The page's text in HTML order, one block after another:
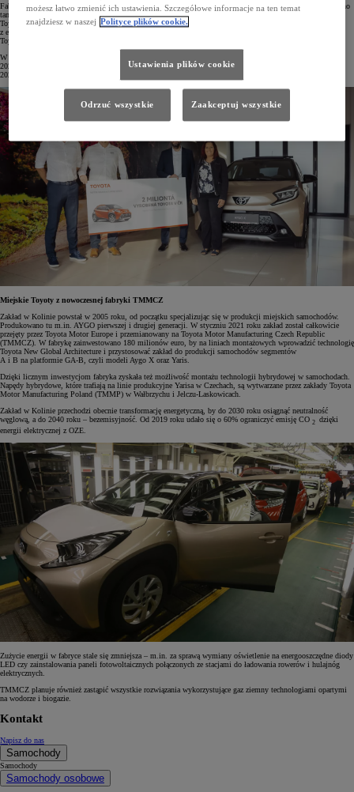
Fabryka Toyoty w Kolinie swoją działalność rozpoczęła niespełna 20 lat temu. Od tego czasu wyprodukowano
tam już 2 miliony aut marki. Jubileuszowym egzemplarzem, który opuścił linie montażowe zakładu, była
Toyota Aygo X w wersji Executive z dwukolorowym nadwoziem Ginger Beige/Eclipse Black oraz
z elektrycznie otwieranym miejskim dachem. Samochód nowej właścicielce przekazali Pavel Vávra, dyrektor
Toyota Tsusho, oraz Pavel Zákora, szef sprzedaży Toyota CR.
W Kolinie powstają obecnie dwa bestsellerowe miejskie modele – Aygo X oraz Yaris. Od stycznia do lipca
2024 roku fabryka wyprodukowała 141 150 samochodów. To aż o 21,4% więcej niż w analogicznym okresie
2023 roku.
Miejskie Toyoty z nowoczesnej fabryki TMMCZ
Zakład w Kolinie powstał w 2005 roku, od początku specjalizując się w produkcji miejskich samochodów.
Produkowano tu m.in. AYGO pierwszej i drugiej generacji. W styczniu 2021 roku zakład został całkowicie
przejęty przez Toyota Motor Europe i przemianowany na Toyota Motor Manufacturing Czech Republic
(TMMCZ). W fabrykę zainwestowano 180 milionów euro, by na liniach montażowych wprowadzić technologię
Toyota New Global Architecture i przystosować zakład do produkcji samochodów segmentów
A i B na platformie GA-B, czyli modeli Aygo X oraz Yaris.
Dzięki licznym inwestycjom fabryka zyskała też możliwość montażu technologii hybrydowej w samochodach.
Napędy hybrydowe, które trafiają na linie produkcyjne Yarisa w Czechach, są wytwarzane przez zakłady Toyota
Motor Manufacturing Poland (TMMP) w Wałbrzychu i Jelczu-Laskowicach.
Zakład w Kolinie przechodzi obecnie transformację energetyczną, by do 2030 roku osiągnąć neutralność
węglową, a do 2040 roku – bezemisyjność. Od 2019 roku udało się o 60% ograniczyć emisję CO 2 dzięki
energii elektrycznej z OZE.
Zużycie energii w fabryce stale się zmniejsza – m.in. za sprawą wymiany oświetlenie na energooszczędne diody
LED czy zainstalowania paneli fotowoltaicznych połączonych ze stacjami do ładowania rowerów i hulajnóg
elektrycznych.
TMMCZ planuje również zastąpić wszystkie rozwiązania wykorzystujące gaz ziemny technologiami opartymi
na wodorze i biogazie.
Kontakt
Napisz do nas
Samochody
Samochody
Samochody osobowe
możesz łatwo zmienić ich ustawienia. Szczegółowe informacje na ten temat
znajdziesz w naszej Polityce plików cookie.
Ustawienia plików cookie
Odrzuć wszystkie Zaakceptuj wszystkie